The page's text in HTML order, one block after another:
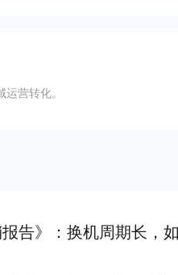
营转化。
告》：换机周期长，